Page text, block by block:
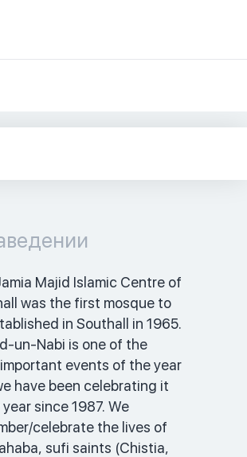
Majid Islamic Centre of
was the first mosque to
in Southall in 1965.
un-Nabi is one of the
events of the year
have been celebrating it
since 1987. We
celebrate the lives of
sufi saints (Chistia,